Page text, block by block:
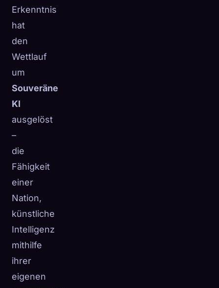
Erkenntnis
hat
den
Wettlauf
um
Souveräne
KI
ausgelöst
–
die
Fähigkeit
einer
Nation,
künstliche
Intelligenz
mithilfe
ihrer
eigenen